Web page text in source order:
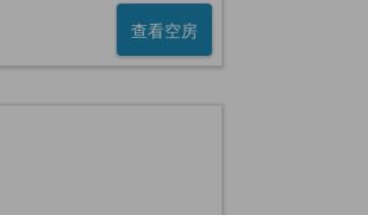
查看空房